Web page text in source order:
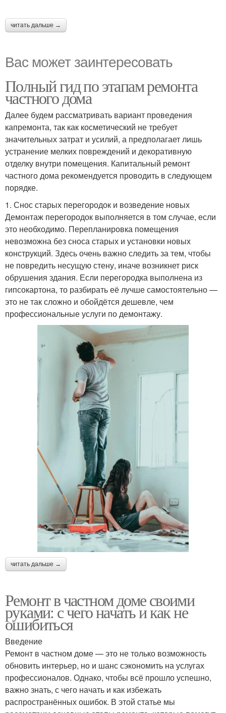
читать дальше →
Вас может заинтересовать
Полный гид по этапам ремонта
частного дома
Далее будем рассматривать вариант проведения
капремонта, так как косметический не требует
значительных затрат и усилий, а предполагает лишь
устранение мелких повреждений и декоративную
отделку внутри помещения. Капитальный ремонт
частного дома рекомендуется проводить в следующем
порядке.
1. Снос старых перегородок и возведение новых
Демонтаж перегородок выполняется в том случае, если
это необходимо. Перепланировка помещения
невозможна без сноса старых и установки новых
конструкций. Здесь очень важно следить за тем, чтобы
не повредить несущую стену, иначе возникнет риск
обрушения здания. Если перегородка выполнена из
гипсокартона, то разбирать её лучше самостоятельно —
это не так сложно и обойдётся дешевле, чем
профессиональные услуги по демонтажу.
читать дальше →
Ремонт в частном доме своими
руками: с чего начать и как не
ошибиться
Введение
Ремонт в частном доме — это не только возможность
обновить интерьер, но и шанс сэкономить на услугах
профессионалов. Однако, чтобы всё прошло успешно,
важно знать, с чего начать и как избежать
распространённых ошибок. В этой статье мы